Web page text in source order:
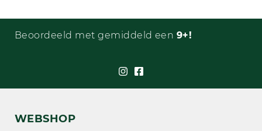
Beoordeeld met gemiddeld een 9+!
WEBSHOP